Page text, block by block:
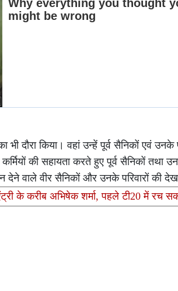
दौरा किया। वहां उन्हें पूर्व सैनिकों एवं उनके
की सहायता करते हुए पूर्व सैनिकों तथा
देने वाले वीर सैनिकों और उनके परिवारों की
के करीब अभिषेक शर्मा, पहले टी20 में रच